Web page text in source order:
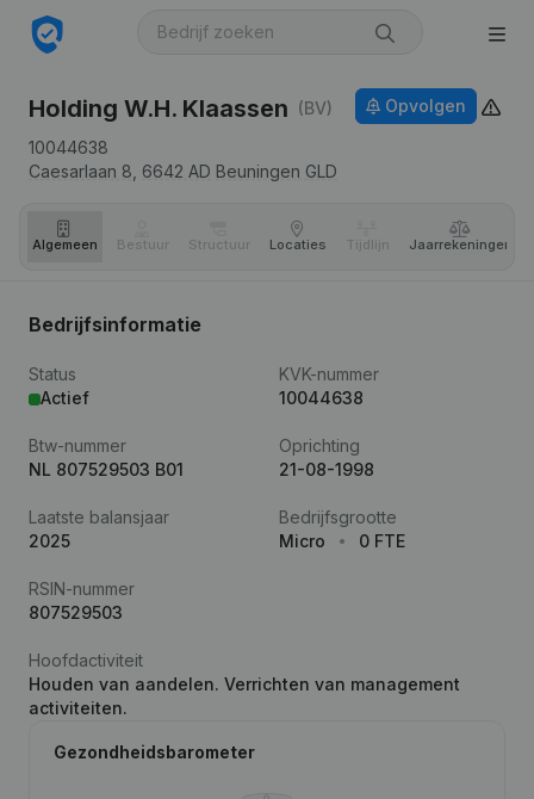
Holding W.H. Klaassen (BV)
10044638
Caesarlaan 8, 6642 AD Beuningen GLD
Opvolgen
Algemeen Bestuur Structuur Locaties Tijdlijn Jaar­rekeningen
Bedrijfsinformatie
Status
Actief
KVK-nummer
10044638
Btw-nummer
NL 807529503 B01
Oprichting
21-08-1998
Laatste balansjaar
2025
Bedrijfsgrootte
Micro
0 FTE
RSIN-nummer
807529503
Hoofdactiviteit
Houden van aandelen. Verrichten van management
activiteiten.
Gezondheidsbarometer